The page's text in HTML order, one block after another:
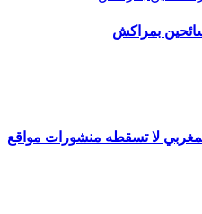
بمراكش
لا تسقطه منشورات مواقع